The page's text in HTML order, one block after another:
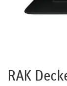
RAK